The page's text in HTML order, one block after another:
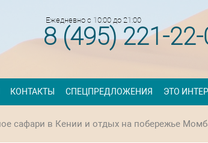
Ежедневно с 10:00 до 21:00
8 (495) 221-
КОНТАКТЫ СПЕЦПРЕДЛОЖЕНИЯ ЭТО
сафари в Кении и отдых на побережье